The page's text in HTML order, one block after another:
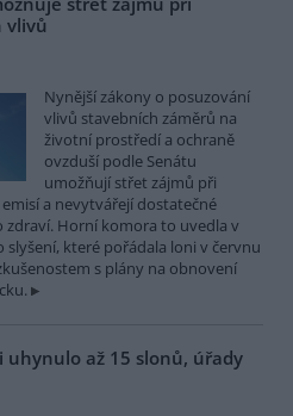
vlivů
Nynější zákony o posuzování
vlivů stavebních záměrů na
životní prostředí a ochraně
ovzduší podle Senátu
umožňují střet zájmů při
a nevytvářejí dostatečné
Horní komora to uvedla v
slyšení, které pořádala loni v červnu
s plány na obnovení
až 15 slonů, úřady